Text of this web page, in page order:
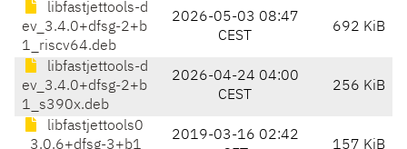
libfastjettools-d
ev_3.4.0+dfsg-2+b
1_riscv64.deb
2026-05-03 08:47
CEST
692 KiB
libfastjettools-d
ev_3.4.0+dfsg-2+b
1_s390x.deb
2026-04-24 04:00
CEST
256 KiB
libfastjettools0
_3.0.6+dfsg-3+b1
2019-03-16 02:42
157 KiB